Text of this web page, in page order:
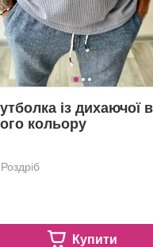
із дихаючої
кольору
Роздріб
Купити